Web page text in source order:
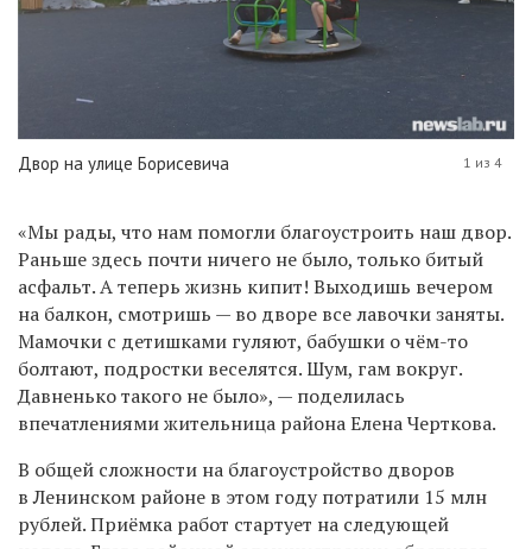
Двор на улице Борисевича 1 из 4
«Мы рады, что нам помогли благоустроить наш двор.
Раньше здесь почти ничего не было, только битый
асфальт. А теперь жизнь кипит! Выходишь вечером
на балкон, смотришь — во дворе все лавочки заняты.
Мамочки с детишками гуляют, бабушки о чём-то
болтают, подростки веселятся. Шум, гам вокруг.
Давненько такого не было», — поделилась
впечатлениями жительница района Елена Черткова.
В общей сложности на благоустройство дворов
в Ленинском районе в этом году потратили 15 млн
рублей. Приёмка работ стартует на следующей